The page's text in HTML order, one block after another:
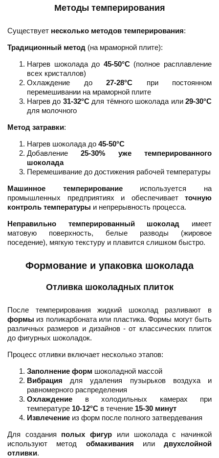
Методы темперирования
Существует несколько методов темперирования:
Традиционный метод (на мраморной плите):
Нагрев шоколада до 45-50°C(полное расплавление
всех кристаллов)
Охлаждение до 27-28°C при постоянном
перемешивании на мраморной плите
Нагрев до 31-32°Cдля тёмного шоколада или29-30°C
для молочного
Метод затравки:
Нагрев шоколада до 45-50°C
Добавление25-30% уже темперированного
шоколада
Перемешивание до достижения рабочей температуры
Машинное темперированиеиспользуется на
промышленных предприятиях и обеспечивает точную
контроль температуры и непрерывность процесса.
Неправильно темперированный шоколад имеет
матовую поверхность, белые разводы (жировое
поседение), мягкую текстуру и плавится слишком быстро.
Формование и упаковка шоколада
Отливка шоколадных плиток
После темперирования жидкий шоколад разливают в
формы из поликарбоната или пластика. Формы могут быть
различных размеров и дизайнов - от классических плиток
до фигурных шоколадок.
Процесс отливки включает несколько этапов:
Заполнение форм шоколадной массой
Вибрация для удаления пузырьков воздуха и
равномерного распределения
Охлаждение в холодильных камерах при
температуре 10-12°C в течение 15-30 минут
Извлечение из форм после полного затвердевания
Для создания полых фигур или шоколада с начинкой
используют метод обмакивания или двухслойной
отливки.